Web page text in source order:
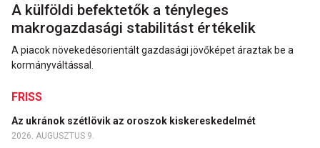
A külföldi befektetők a tényleges
makrogazdasági stabilitást értékelik
A piacok növekedésorientált gazdasági jövőképet áraztak be a
kormányváltással.
FRISS
Az ukránok szétlövik az oroszok kiskereskedelmét
2026. AUGUSZTUS 9.